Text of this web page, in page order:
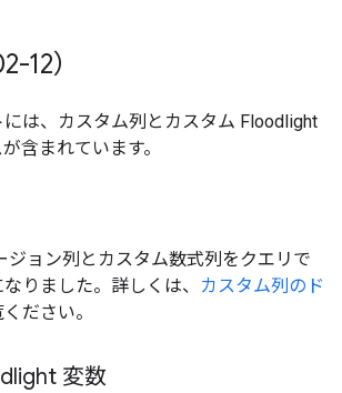
12）
には、カスタム列とカスタム Floodlight
含まれています。
ジョン列とカスタム数式列をクエリで
りました。詳しくは、
カスタム列のド
ださい。
変数